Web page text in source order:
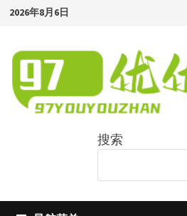
Skip
content
2026年8月6日
搜索